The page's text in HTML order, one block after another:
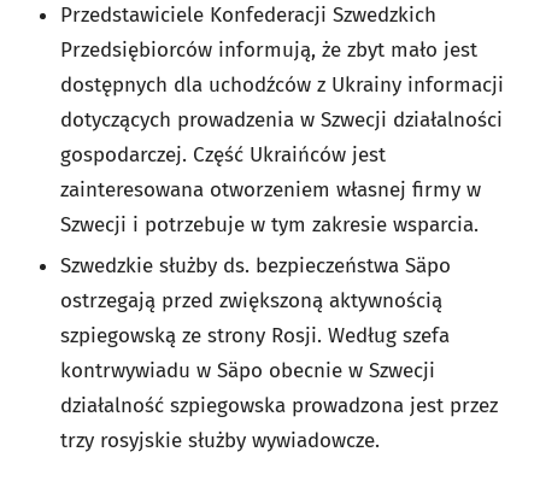
Przedstawiciele Konfederacji Szwedzkich
Przedsiębiorców informują, że zbyt mało jest
dostępnych dla uchodźców z Ukrainy informacji
dotyczących prowadzenia w Szwecji działalności
gospodarczej. Część Ukraińców jest
zainteresowana otworzeniem własnej firmy w
Szwecji i potrzebuje w tym zakresie wsparcia.
Szwedzkie służby ds. bezpieczeństwa Säpo
ostrzegają przed zwiększoną aktywnością
szpiegowską ze strony Rosji. Według szefa
kontrwywiadu w Säpo obecnie w Szwecji
działalność szpiegowska prowadzona jest przez
trzy rosyjskie służby wywiadowcze.